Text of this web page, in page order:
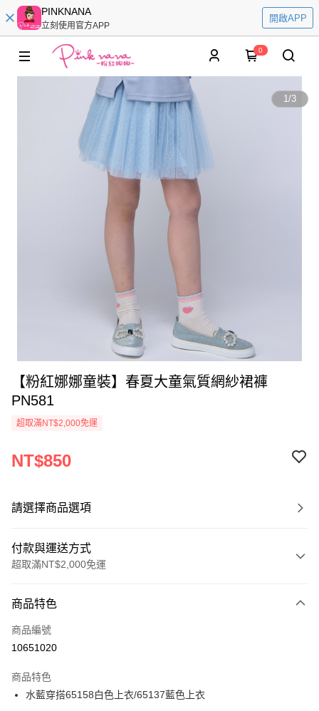
PINKNANA
立刻使用官方APP
開啟APP
0
1/3
【粉紅娜娜童裝】春夏大童氣質網紗裙褲
PN581
超取滿NT$2,000免運
NT$850
請選擇商品選項
付款與運送方式
超取滿NT$2,000免運
信用卡一次付款
超商取貨付款
Apple Pay
商品特色
商品編號
10651020
商品特色
水藍穿搭65158白色上衣/65137藍色上衣